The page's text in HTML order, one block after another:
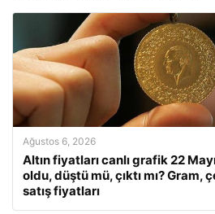
Ağustos 6, 2026
Altın fiyatları canlı grafik 22
oldu, düştü mü, çıktı mı? Gram,
satış fiyatları